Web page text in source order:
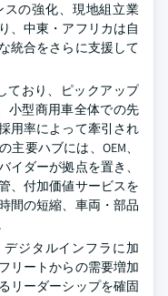
スの強化、現地組立業
、中東・アフリカは自
統合をさらに支援して
ており、ピックアップ
小型商用車全体での先
用率によって牽引され
要ハブには、OEM、
イダーが拠点を置き、
、付加価値サービスを
間の短縮、車両・部品
デジタルインフラに加
リートからの需要増加
リーダーシップを確固